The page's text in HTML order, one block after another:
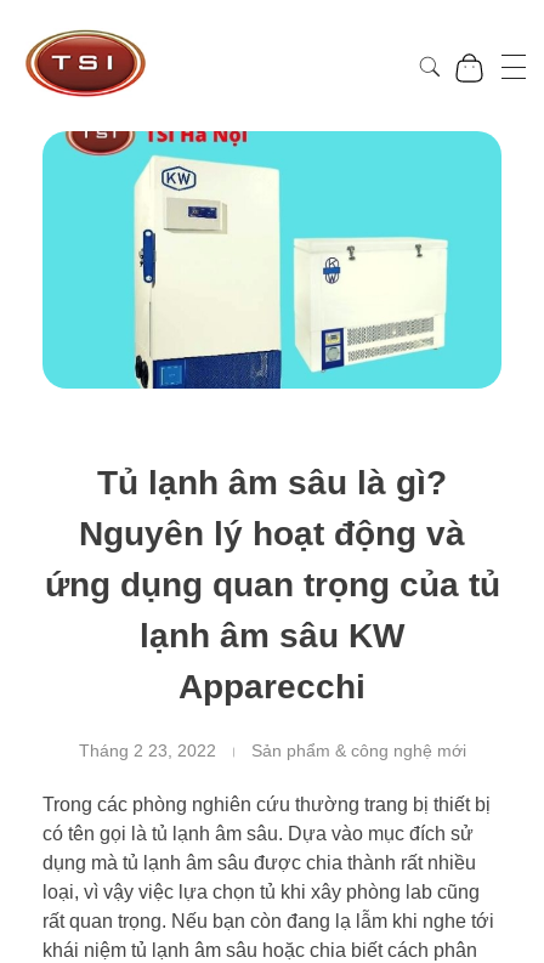
Tủ lạnh âm sâu là gì?
Nguyên lý hoạt động và
ứng dụng quan trọng của tủ
lạnh âm sâu KW
Apparecchi
Tháng 2 23, 2022 Sản phẩm & công nghệ mới
Trong các phòng nghiên cứu thường trang bị thiết bị
có tên gọi là tủ lạnh âm sâu. Dựa vào mục đích sử
dụng mà tủ lạnh âm sâu được chia thành rất nhiều
loại, vì vậy việc lựa chọn tủ khi xây phòng lab cũng
rất quan trọng. Nếu bạn còn đang lạ lẫm khi nghe tới
khái niệm tủ lạnh âm sâu hoặc chia biết cách phân